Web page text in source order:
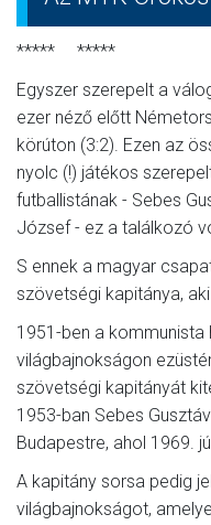
***** *****
Egyszer szerepelt a
ezer néző előtt
körúton (3:2). Ezen az
nyolc (!) játékos
futballistának - Sebes
József - ez a találkozó
S ennek a magyar
szövetségi kapitánya,
1951-ben a
világbajnokságon
szövetségi kapitányát
1953-ban Sebes
Budapestre, ahol 1969.
A kapitány sorsa pedig
világbajnokságot,